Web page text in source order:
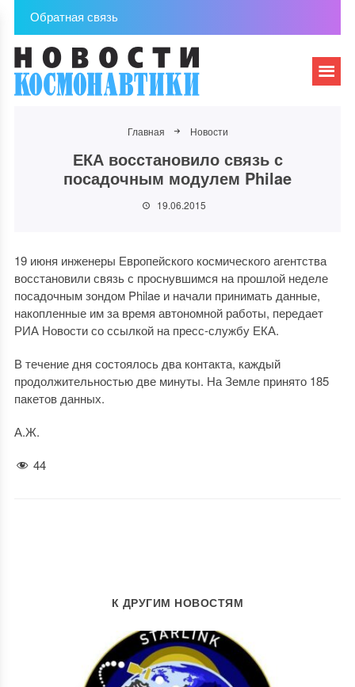
Обратная связь
Главная Новости
ЕКА восстановило связь с
посадочным модулем Philae
19.06.2015
19 июня инженеры Европейского космического агентства
восстановили связь с проснувшимся на прошлой неделе
посадочным зондом Philae и начали принимать данные,
накопленные им за время автономной работы, передает
РИА Новости со ссылкой на пресс-службу ЕКА.
В течение дня состоялось два контакта, каждый
продолжительностью две минуты. На Земле принято 185
пакетов данных.
А.Ж.
44
К ДРУГИМ НОВОСТЯМ